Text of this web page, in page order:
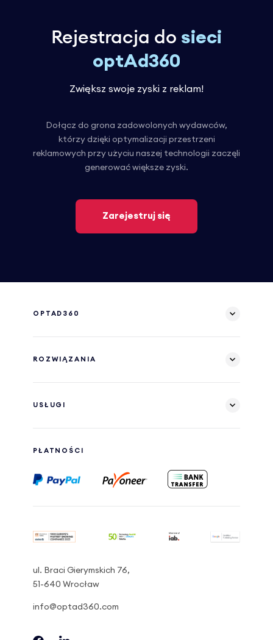
Rejestracja do sieci
optAd360
Zwiększ swoje zyski z reklam!
Dołącz do grona zadowolonych wydawców,
którzy dzięki optymalizacji przestrzeni
reklamowych przy użyciu naszej technologii zaczęli
generować większe zyski.
Zarejestruj się
OPTAD360
ROZWIĄZANIA
USŁUGI
PŁATNOŚCI
ul. Braci Gierymskich 76,
51-640 Wrocław
info@optad360.com